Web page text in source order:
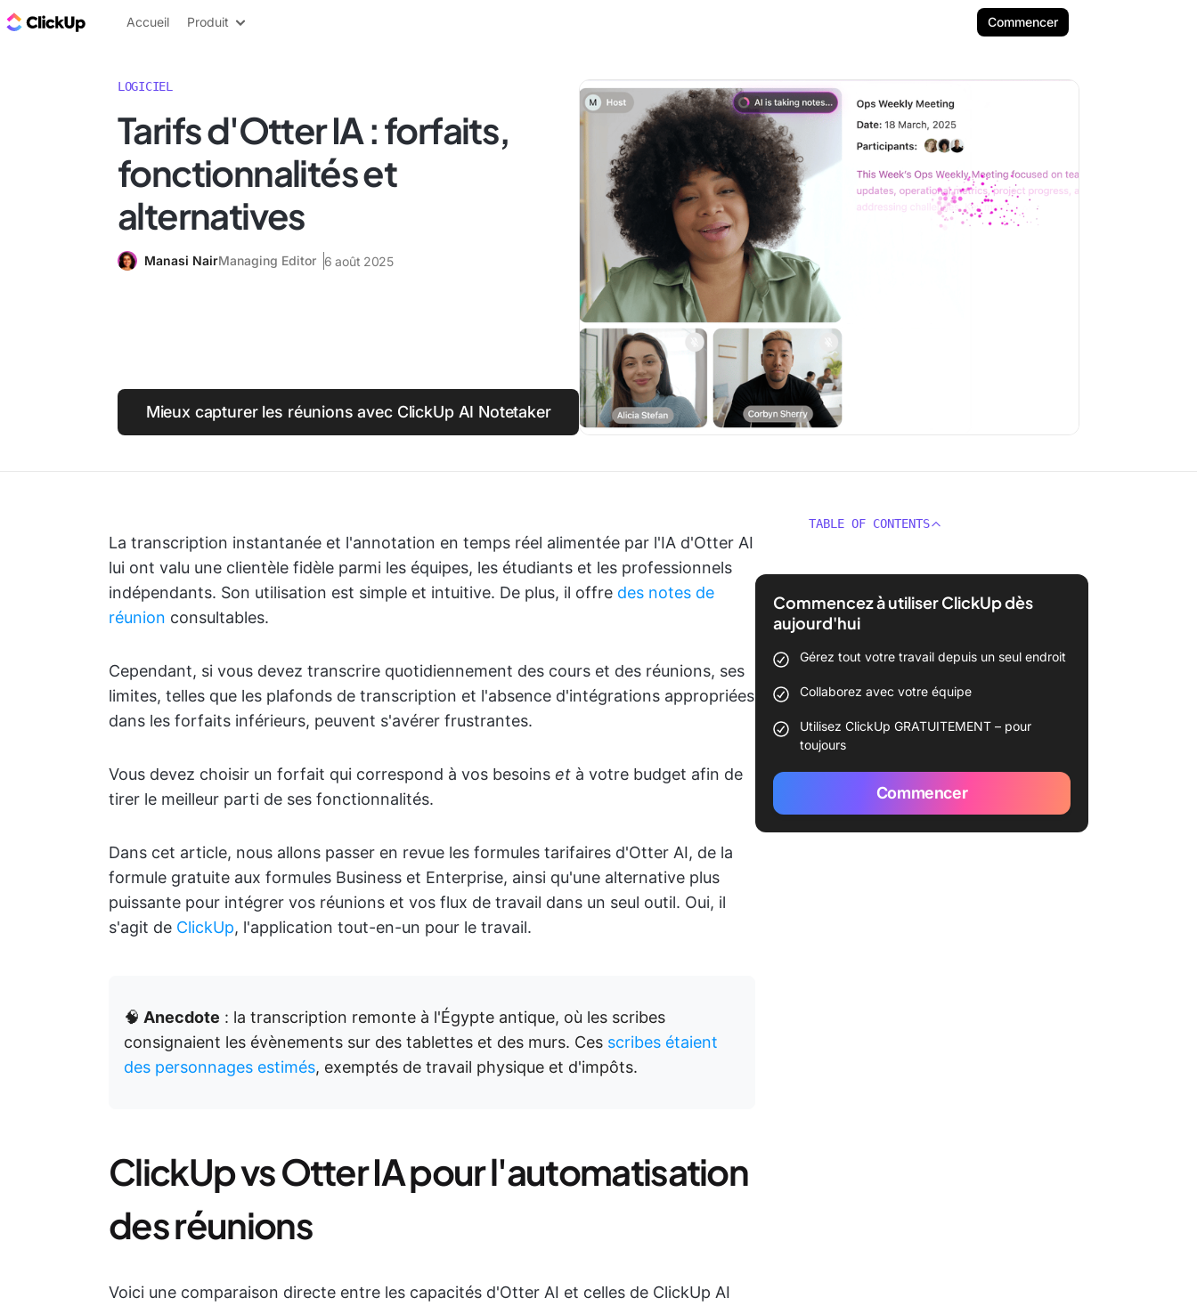
ClickUp Blog
Accueil Produit Commencer
LOGICIEL
Tarifs d'Otter IA : forfaits,
fonctionnalités et
alternatives
Manasi NairManaging Editor 6 août 2025
Mieux capturer les réunions avec ClickUp AI Notetaker
La transcription instantanée et l'annotation en temps réel alimentée par l'IA d'Otter AI
lui ont valu une clientèle fidèle parmi les équipes, les étudiants et les professionnels
indépendants. Son utilisation est simple et intuitive. De plus, il offre des notes de
réunion consultables.
Cependant, si vous devez transcrire quotidiennement des cours et des réunions, ses
limites, telles que les plafonds de transcription et l'absence d'intégrations appropriées
dans les forfaits inférieurs, peuvent s'avérer frustrantes.
Vous devez choisir un forfait qui correspond à vos besoins et à votre budget afin de
tirer le meilleur parti de ses fonctionnalités.
Dans cet article, nous allons passer en revue les formules tarifaires d'Otter AI, de la
formule gratuite aux formules Business et Enterprise, ainsi qu'une alternative plus
puissante pour intégrer vos réunions et vos flux de travail dans un seul outil. Oui, il
s'agit de ClickUp, l'application tout-en-un pour le travail.
🧠 Anecdote : la transcription remonte à l'Égypte antique, où les scribes
consignaient les évènements sur des tablettes et des murs. Ces scribes étaient
des personnages estimés, exemptés de travail physique et d'impôts.
ClickUp vs Otter IA pour l'automatisation
des réunions
Voici une comparaison directe entre les capacités d'Otter AI et celles de ClickUp AI
TABLE OF CONTENTS
Commencez à utiliser ClickUp dès
aujourd'hui
Gérez tout votre travail depuis un seul endroit
Collaborez avec votre équipe
Utilisez ClickUp GRATUITEMENT – pour
toujours
Commencer